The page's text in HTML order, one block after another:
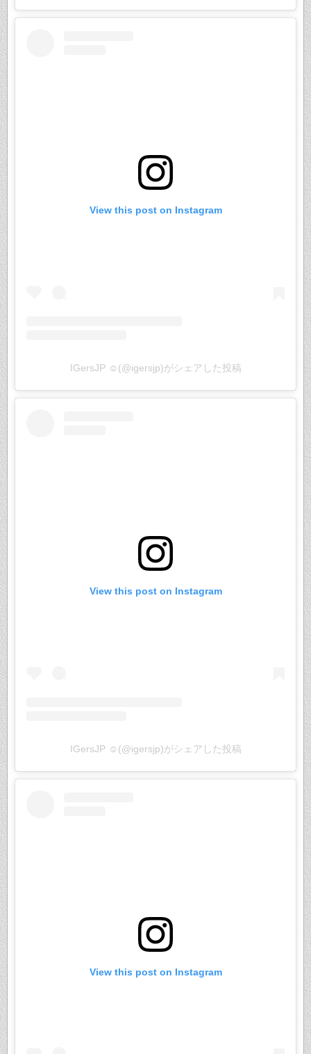
View this post on Instagram
IGersJP ☺︎(@igersjp)がシェアした投稿
View this post on Instagram
IGersJP ☺︎(@igersjp)がシェアした投稿
View this post on Instagram